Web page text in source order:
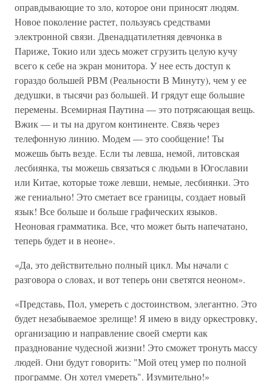
оправдывающие то зло, которое они приносят людям.
Новое поколение растет, пользуясь средствами
электронной связи. Двенадцатилетняя девчонка в
Париже, Токио или здесь может сгрузить целую кучу
всего к себе на экран монитора. У нее есть доступ к
гораздо большей РВМ (Реальности В Минуту), чем у ее
дедушки, в тысячи раз большей. И грядут еще большие
перемены. Всемирная Паутина — это потрясающая вещь.
Вжик — и ты на другом континенте. Связь через
телефонную линию. Модем — это сообщение! Ты
можешь быть везде. Если ты левша, немой, литовская
лесбиянка, ты можешь связаться с людьми в Югославии
или Китае, которые тоже левши, немые, лесбиянки. Это
же гениально! Это сметает все границы, создает новый
язык! Все больше и больше графических языков.
Неоновая грамматика. Все, что может быть напечатано,
теперь будет и в неоне».
«Да, это действительно полный цикл. Мы начали с
разговора о словах, и вот теперь они светятся неоном».
«Представь, Пол, умереть с достоинством, элегантно. Это
будет незабываемое зрелище! Я имею в виду оркестровку,
организацию и направление своей смерти как
празднование чудесной жизни! Это сможет тронуть массу
людей. Они будут говорить: "Мой отец умер по полной
программе. Он хотел умереть". Изумительно!»